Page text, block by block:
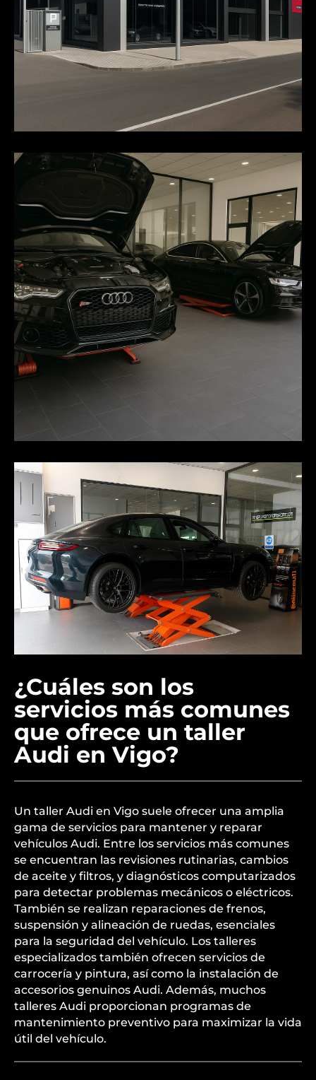
¿Cuáles son los
servicios más comunes
que ofrece un taller
Audi en Vigo?
Un taller Audi en Vigo suele ofrecer una amplia
gama de servicios para mantener y reparar
vehículos Audi. Entre los servicios más comunes
se encuentran las revisiones rutinarias, cambios
de aceite y filtros, y diagnósticos computarizados
para detectar problemas mecánicos o eléctricos.
También se realizan reparaciones de frenos,
suspensión y alineación de ruedas, esenciales
para la seguridad del vehículo. Los talleres
especializados también ofrecen servicios de
carrocería y pintura, así como la instalación de
accesorios genuinos Audi. Además, muchos
talleres Audi proporcionan programas de
mantenimiento preventivo para maximizar la vida
útil del vehículo.